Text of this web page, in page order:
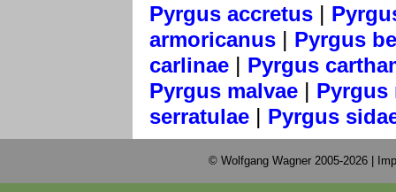
Pyrgus accretus |
armoricanus | Pyrgus
carlinae | Pyrgus
Pyrgus malvae | Pyrgus
serratulae | Pyrgus
© Wolfgang Wagner 2005-2026 |